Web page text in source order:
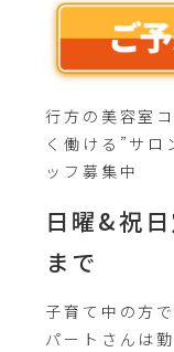
行方の美容室
く働ける”サロ
ッフ募集中
日曜&祝
まで
子育て中の方
パートさんは